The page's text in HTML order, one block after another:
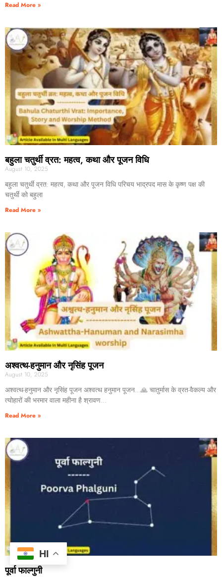
Read More »
बहुला चतुर्थी व्रत: महत्व, कथा और पूजन विधि
August 10, 2025
बहुला चतुर्थी व्रत: महत्व, कथा और पूजन विधि परिचय भाद्रपद मास के कृष्ण पक्ष की
चतुर्थी को बहुला
Read More »
अश्वत्थ-हनुमान और नृसिंह पूजन
August 10, 2025
अश्वत्थ-हनुमान और नृसिंह पूजन अश्वत्थ हनुमान पूजन…🙏 चातुर्मास के व्रत-वैकल्य और
त्योहारों की भरमार वाला महीना है श्रावण…
Read More »
पूर्वा फाल्गुनी
HI